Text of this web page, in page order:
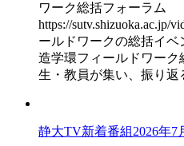
ワーク総括フォーラム
https://sutv.shizuoka.ac.jp/
ールドワークの総括イベ
造学環フィールドワー
生・教員が集い、振り返
静大TV新着番組2026年7